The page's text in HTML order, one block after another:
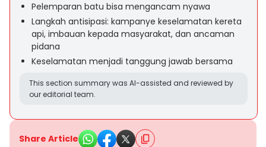
Pelemparan batu bisa mengancam nyawa
Langkah antisipasi: kampanye keselamatan kereta
api, imbauan kepada masyarakat, dan ancaman
pidana
Keselamatan menjadi tanggung jawab bersama
This section summary was AI-assisted and reviewed by
our editorial team.
Share Article